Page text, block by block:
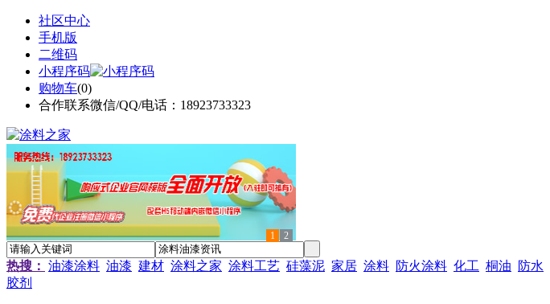
社区中心
手机版
二维码
小程序码
购物车(0)
合作联系微信/QQ/电话：18923733323
1 2
热搜： 油漆涂料 油漆 建材 涂料之家 涂料工艺 硅藻泥 家居 涂料 防火涂料 化工 桐油 防水
胶剂